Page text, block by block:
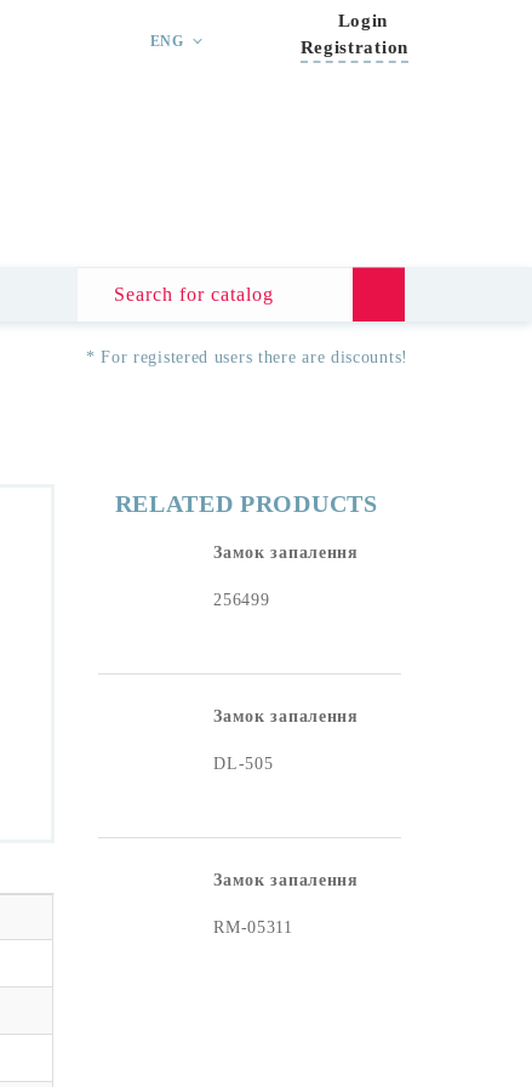
ENG
Login
Registration
* For registered users there are discounts!
RELATED PRODUCTS
Замок запалення
256499
Замок запалення
DL-505
Замок запалення
RM-05311